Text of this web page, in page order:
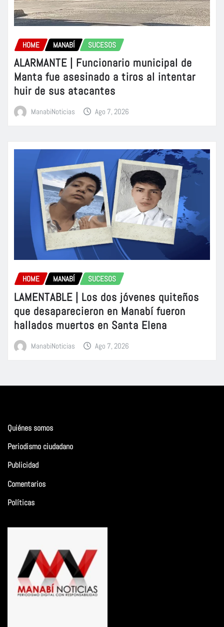
HOME MANABÍ SUCESOS
ALARMANTE | Funcionario municipal de
Manta fue asesinado a tiros al intentar
huir de sus atacantes
ManabiNoticias Ago 7, 2026
HOME MANABÍ SUCESOS
LAMENTABLE | Los dos jóvenes quiteños
que desaparecieron en Manabí fueron
hallados muertos en Santa Elena
ManabiNoticias Ago 7, 2026
Quiénes somos
Periodismo ciudadano
Publicidad
Comentarios
Políticas